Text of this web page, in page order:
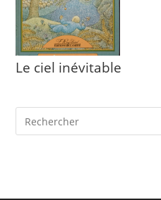
Le ciel inévitable